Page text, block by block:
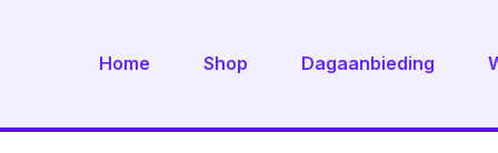
Home Shop Dagaanbieding